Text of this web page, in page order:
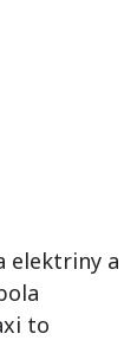
elektriny a
to